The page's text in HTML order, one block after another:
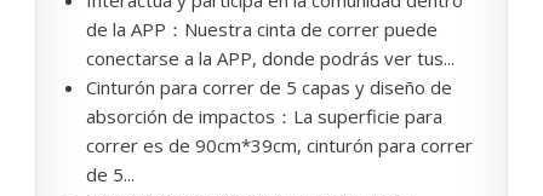
de la APP：Nuestra cinta de correr puede
conectarse a la APP, donde podrás ver tus...
Cinturón para correr de 5 capas y diseño de
absorción de impactos：La superficie para
correr es de 90cm*39cm, cinturón para correr
de 5...